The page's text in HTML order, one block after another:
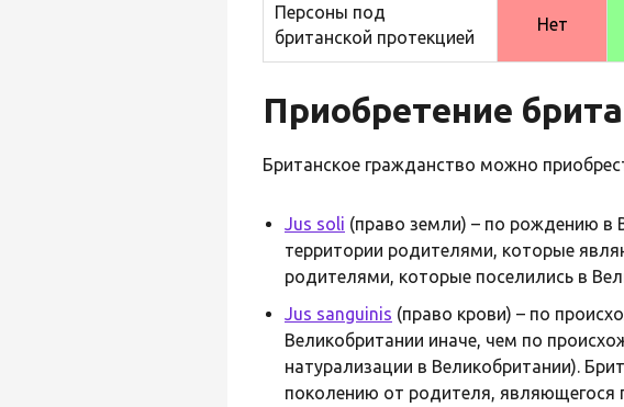
Персоны под
британской протекцией
Нет
Приобретение
Британское гражданство можно
Jus soli (право земли) – по рождению в
территории родителями, которые
родителями, которые поселились в
Jus sanguinis (право крови) – по
Великобритании иначе, чем по
натурализации в Великобритании).
поколению от родителя, являющегося